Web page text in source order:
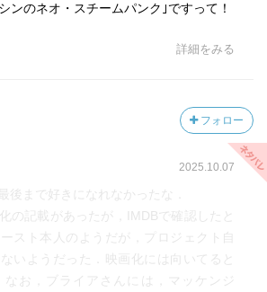
ンのネオ・スチームパンク｣ですって！
詳細をみる
フォロー
2025.10.07
後まで好きになれなかったな．
の記載があったが，IMDBで確認したと
スト本人のようだが，プロジェクト自
いようだった．映画化には向いてると
なお，ブライアさんには，マッケンジ